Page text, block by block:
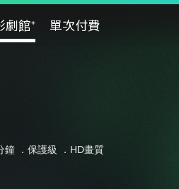
劇館⁺ 單次付費
． 保護級 ．HD畫質